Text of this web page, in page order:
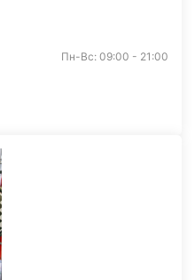
Пн-Вс: 09:00 - 21:00